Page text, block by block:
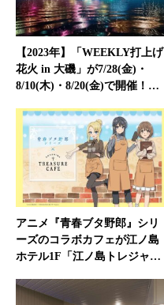
【2023年】「WEEKLY打上げ
花火 in 大磯」が7/28(金)・
8/10(木)・8/20(金)で開催！…
アニメ『青春ブタ野郎』シリ
ーズのコラボカフェが江ノ島
ホテル1F「江ノ島トレジャ…